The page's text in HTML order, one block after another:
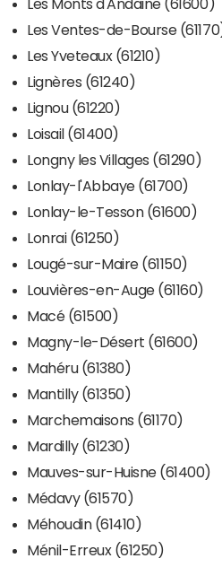
Les Monts d'Andaine (61600)
Les Ventes-de-Bourse
Les Yveteaux (61210)
Lignères (61240)
Lignou (61220)
Loisail (61400)
Longny les Villages (61290)
Lonlay-l'Abbaye (61700)
Lonlay-le-Tesson (61600)
Lonrai (61250)
Lougé-sur-Maire (61150)
Louvières-en-Auge (61160)
Macé (61500)
Magny-le-Désert (61600)
Mahéru (61380)
Mantilly (61350)
Marchemaisons (61170)
Mardilly (61230)
Mauves-sur-Huisne (61400)
Médavy (61570)
Méhoudin (61410)
Ménil-Erreux (61250)